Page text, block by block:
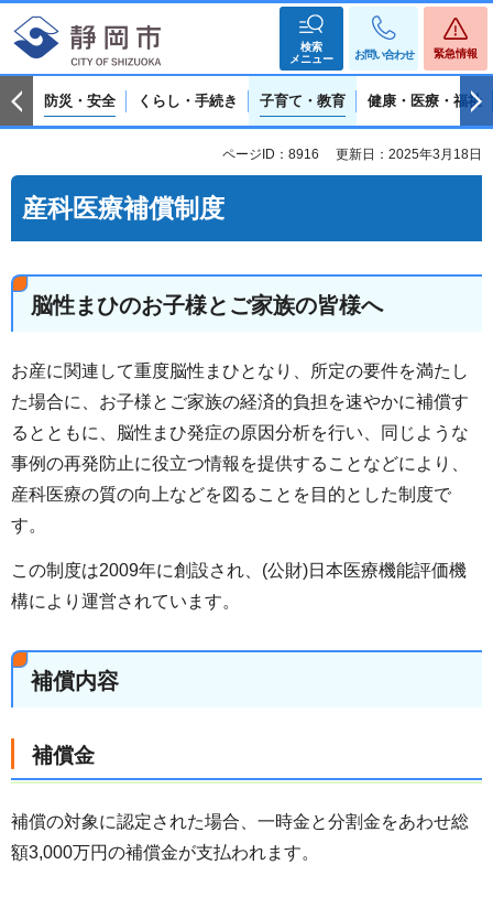
検索
メニュー
お問い合わせ 緊急情報
防災・安全 くらし・手続き 子育て・教育 健康・医療・福祉
ページID：8916 更新日：2025年3月18日
産科医療補償制度
脳性まひのお子様とご家族の皆様へ
お産に関連して重度脳性まひとなり、所定の要件を満たし
た場合に、お子様とご家族の経済的負担を速やかに補償す
るとともに、脳性まひ発症の原因分析を行い、同じような
事例の再発防止に役立つ情報を提供することなどにより、
産科医療の質の向上などを図ることを目的とした制度で
す。
この制度は2009年に創設され、(公財)日本医療機能評価機
構により運営されています。
補償内容
補償金
補償の対象に認定された場合、一時金と分割金をあわせ総
額3,000万円の補償金が支払われます。